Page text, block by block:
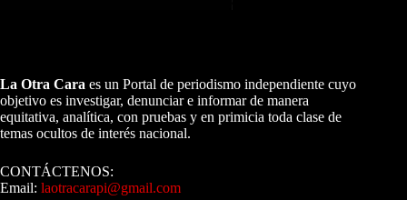
La Otra Cara es un Portal de periodismo independiente cuyo
objetivo es investigar, denunciar e informar de manera
equitativa, analítica, con pruebas y en primicia toda clase de
temas ocultos de interés nacional.
CONTÁCTENOS:
Email: laotracarapi@gmail.com